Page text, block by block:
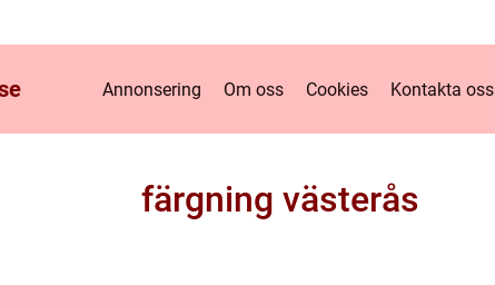
Annonsering Om oss Cookies Kontakta oss
färgning västerås